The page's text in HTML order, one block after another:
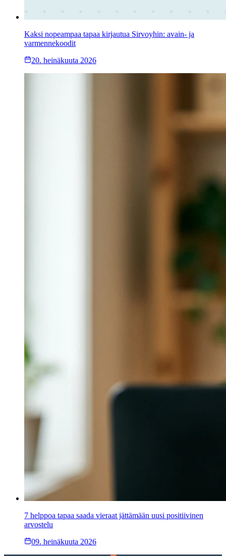
Kaksi nopeampaa tapaa kirjautua Sirvoyhin: avain- ja
varmennekoodit
20. heinäkuuta 2026
7 helppoa tapaa saada vieraat jättämään uusi positiivinen
arvostelu
09. heinäkuuta 2026